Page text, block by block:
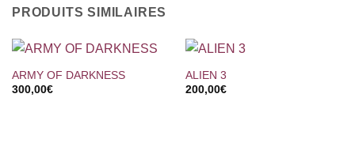
PRODUITS SIMILAIRES
ARMY OF DARKNESS
300,00€
ALIEN 3
200,00€